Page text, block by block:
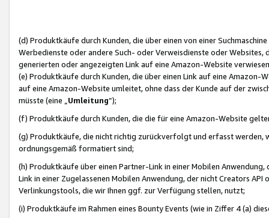
(d) Produktkäufe durch Kunden, die über einen von einer
Werbedienste oder andere Such- oder Verweisdienste oder Websites,
generierten oder angezeigten Link auf eine Amazon-Website
(e) Produktkäufe durch Kunden, die über einen Link auf eine
auf eine Amazon-Website umleitet, ohne dass der Kunde auf der
müsste (eine „ Umleitung“);
(f) Produktkäufe durch Kunden, die die für eine Amazon-Website
(g) Produktkäufe, die nicht richtig zurückverfolgt und erfasst werden,
ordnungsgemäß formatiert sind;
(h) Produktkäufe über einen Partner-Link in einer Mobilen
Link in einer Zugelassenen Mobilen Anwendung, der nicht Creators
Verlinkungstools, die wir Ihnen ggf. zur Verfügung stellen, nutzt;
(i) Produktkäufe im Rahmen eines Bounty Events (wie in Ziffer 4 (a)